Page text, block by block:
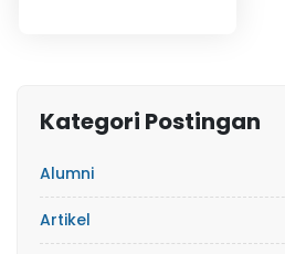
Kategori Postingan
Alumni
Artikel